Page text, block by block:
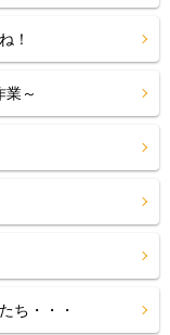
！
～
ち・・・